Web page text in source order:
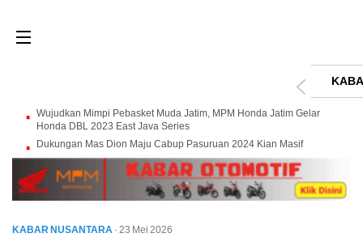
Wujudkan Mimpi Pebasket Muda Jatim, MPM Honda Jatim Gelar
Honda DBL 2023 East Java Series
Dukungan Mas Dion Maju Cabup Pasuruan 2024 Kian Masif
KABAR NUSANTARA · 23 Mei 2026